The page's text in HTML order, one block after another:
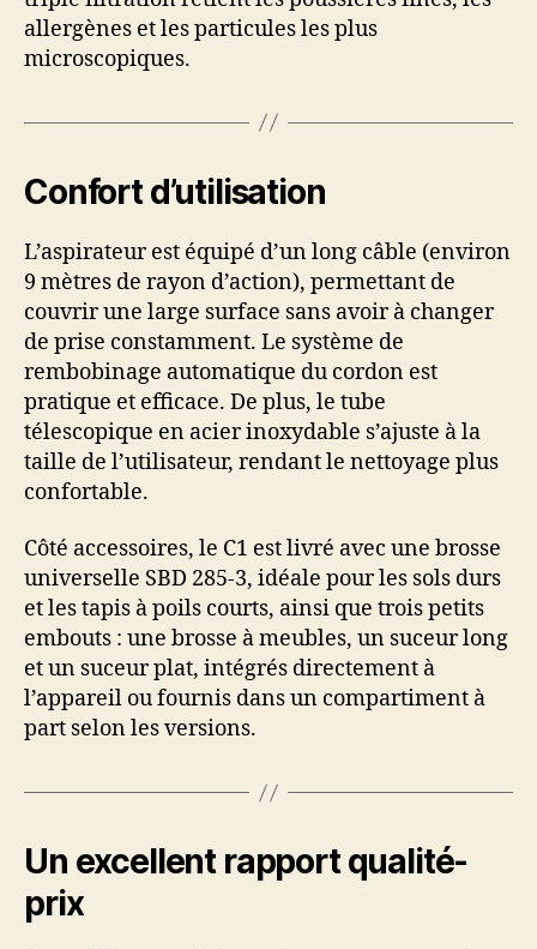
allergènes et les particules les plus
microscopiques.
Confort d’utilisation
L’aspirateur est équipé d’un long câble (environ
9 mètres de rayon d’action), permettant de
couvrir une large surface sans avoir à changer
de prise constamment. Le système de
rembobinage automatique du cordon est
pratique et efficace. De plus, le tube
télescopique en acier inoxydable s’ajuste à la
taille de l’utilisateur, rendant le nettoyage plus
confortable.
Côté accessoires, le C1 est livré avec une brosse
universelle SBD 285-3, idéale pour les sols durs
et les tapis à poils courts, ainsi que trois petits
embouts : une brosse à meubles, un suceur long
et un suceur plat, intégrés directement à
l’appareil ou fournis dans un compartiment à
part selon les versions.
Un excellent rapport qualité-
prix